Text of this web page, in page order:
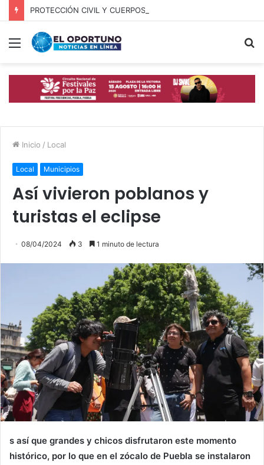
Menú
Inicio / Local
Local Municipios
Así vivieron poblanos y
turistas el eclipse
08/04/2024 3 1 minuto de lectura
s así que grandes y chicos disfrutaron este momento
histórico, por lo que en el zócalo de Puebla se instalaron